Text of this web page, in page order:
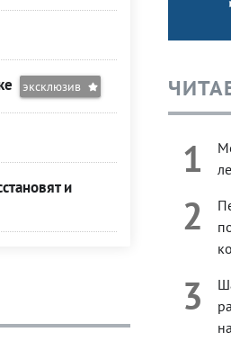
эксклюзив
и
1
2
3